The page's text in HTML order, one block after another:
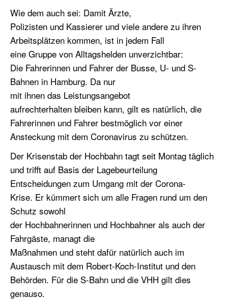
Wie dem auch sei: Damit Ärzte,
Polizisten und Kassierer und viele andere zu ihren
Arbeitsplätzen kommen, ist in jedem Fall
eine Gruppe von Alltagshelden unverzichtbar:
Die Fahrerinnen und Fahrer der Busse, U- und S-
Bahnen in Hamburg. Da nur
mit ihnen das Leistungsangebot
aufrechterhalten bleiben kann, gilt es natürlich, die
Fahrerinnen und Fahrer bestmöglich vor einer
Ansteckung mit dem Coronavirus zu schützen.
Der Krisenstab der Hochbahn tagt seit Montag täglich
und trifft auf Basis der Lagebeurteilung
Entscheidungen zum Umgang mit der Corona-
Krise. Er kümmert sich um alle Fragen rund um den
Schutz sowohl
der Hochbahnerinnen und Hochbahner als auch der
Fahrgäste, managt die
Maßnahmen und steht dafür natürlich auch im
Austausch mit dem Robert-Koch-Institut und den
Behörden. Für die S-Bahn und die VHH gilt dies
genauso.